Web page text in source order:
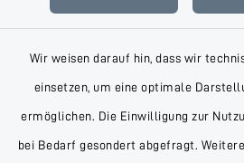
Wir weisen darauf hin, dass wir
einsetzen, um eine optimale
ermöglichen. Die Einwilligung zur
bei Bedarf gesondert abgefragt.
Impressum
Sitemap